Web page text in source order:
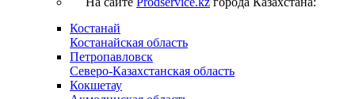
Костанай
Костанайская область
Петропавловск
Северо-Казахстанская область
Кокшетау